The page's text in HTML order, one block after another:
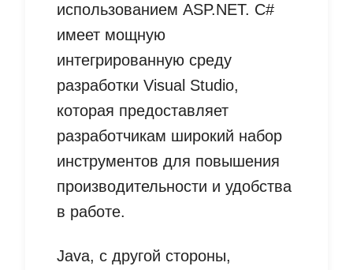
использованием ASP.NET. C#
имеет мощную
интегрированную среду
разработки Visual Studio,
которая предоставляет
разработчикам широкий набор
инструментов для повышения
производительности и удобства
в работе.
Java, с другой стороны,